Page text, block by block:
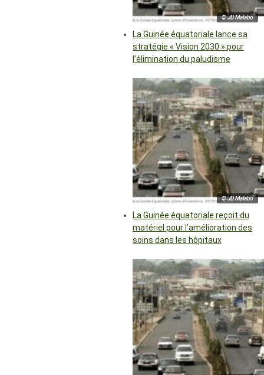
© JD Malabo
La Guinée équatoriale lance sa
stratégie « Vision 2030 » pour
l’élimination du paludisme
© JD Malabo
La Guinée équatoriale reçoit du
matériel pour l’amélioration des
soins dans les hôpitaux